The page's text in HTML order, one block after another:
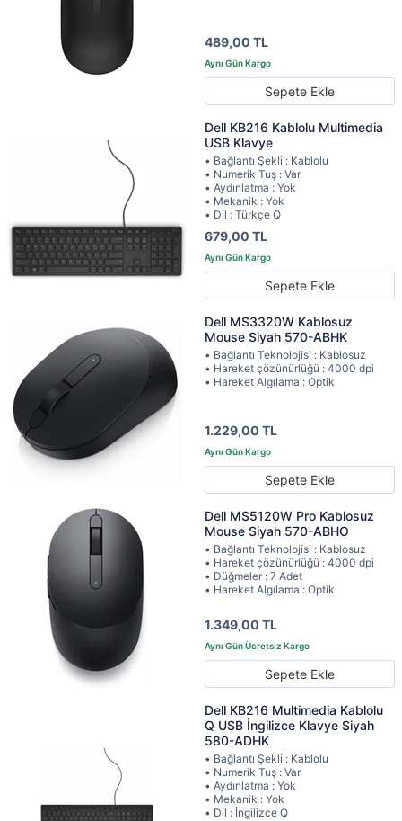
489,00 TL
Sepete Ekle
Dell KB216 Kablolu Multimedia
USB Klavye
• Bağlantı Şekli : Kablolu
• Numerik Tuş : Var
• Aydınlatma : Yok
• Mekanik : Yok
• Dil : Türkçe Q
679,00 TL
Sepete Ekle
Dell MS3320W Kablosuz
Mouse Siyah 570-ABHK
• Bağlantı Teknolojisi : Kablosuz
• Hareket çözünürlüğü : 4000 dpi
• Hareket Algılama : Optik
1.229,00 TL
Sepete Ekle
Dell MS5120W Pro Kablosuz
Mouse Siyah 570-ABHO
• Bağlantı Teknolojisi : Kablosuz
• Hareket çözünürlüğü : 4000 dpi
• Düğmeler : 7 Adet
• Hareket Algılama : Optik
1.349,00 TL
Sepete Ekle
Dell KB216 Multimedia Kablolu
Q USB İngilizce Klavye Siyah
580-ADHK
• Bağlantı Şekli : Kablolu
• Numerik Tuş : Var
• Aydınlatma : Yok
• Mekanik : Yok
• Dil : İngilizce Q